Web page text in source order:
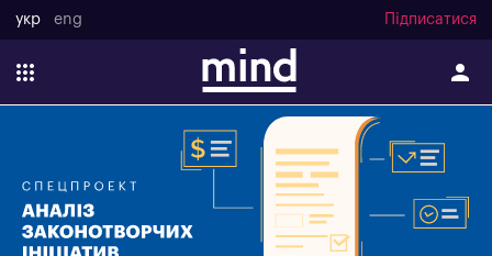
укр eng Підписатися